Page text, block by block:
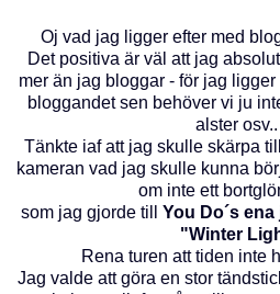
Oj vad jag ligger efter med
Det positiva är väl att jag
mer än jag bloggar - för jag
bloggandet sen behöver vi ju
alster osv..
Tänkte iaf att jag skulle skärpa
kameran vad jag skulle kunna
om inte ett
som jag gjorde till You Do´s
"Winter
Rena turen att tiden inte
Jag valde att göra en stor